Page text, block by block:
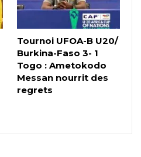
Tournoi UFOA-B U20/
Burkina-Faso 3- 1
Togo : Ametokodo
Messan nourrit des
regrets